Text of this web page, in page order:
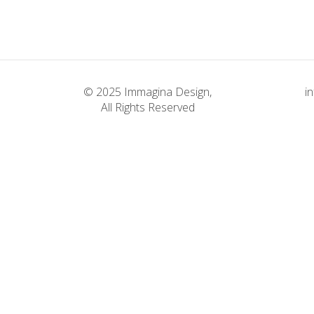
© 2025 Immagina Design,
All Rights Reserved